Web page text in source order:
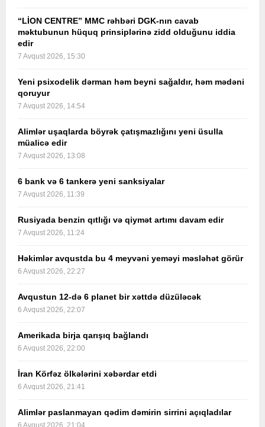
“LİON CENTRE” MMC rəhbəri DGK-nın cavab
məktubunun hüquq prinsiplərinə zidd olduğunu iddia
edir
7 Avqust 2026, 15:30
Yeni psixodelik dərman həm beyni sağaldır, həm mədəni
qoruyur
7 Avqust 2026, 14:54
Alimlər uşaqlarda böyrək çatışmazlığını yeni üsulla
müalicə edir
7 Avqust 2026, 13:08
6 bank və 6 tankerə yeni sanksiyalar
7 Avqust 2026, 11:39
Rusiyada benzin qıtlığı və qiymət artımı davam edir
7 Avqust 2026, 11:24
Həkimlər avqustda bu 4 meyvəni yeməyi məsləhət görür
6 Avqust 2026, 22:27
Avqustun 12-də 6 planet bir xəttdə düzüləcək
6 Avqust 2026, 22:07
Amerikada birja qarışıq bağlandı
6 Avqust 2026, 22:00
İran Körfəz ölkələrini xəbərdar etdi
6 Avqust 2026, 21:41
Alimlər paslanmayan qədim dəmirin sirrini açıqladılar
6 Avqust 2026, 21:04